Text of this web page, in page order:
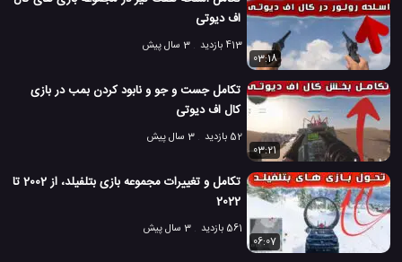
اف دیوتی
413 بازدید
3 سال پیش
03:18
تکامل جست و جو و نابود کردن بمب در بازی
کال اف دیوتی
52 بازدید
3 سال پیش
03:21
تکامل و تغییرات مجموعه بازی بتلفیلد، از 2002 تا
2022
561 بازدید
3 سال پیش
06:07